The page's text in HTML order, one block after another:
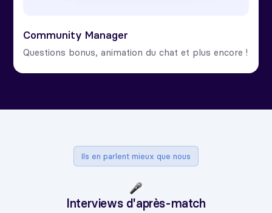
Community Manager
Questions bonus, animation du chat et plus encore !
Ils en parlent mieux que nous
Interviews d'après-match